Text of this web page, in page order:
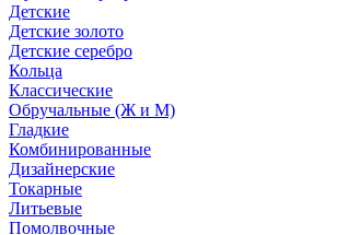
Детские
Детские золото
Детские серебро
Кольца
Классические
Обручальные (Ж и М)
Гладкие
Комбинированные
Дизайнерские
Токарные
Литьевые
Помолвочные